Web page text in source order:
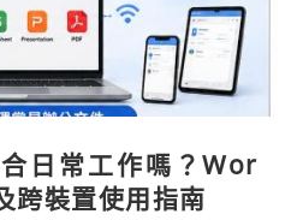
日常工作嗎？Wor
跨裝置使用指南